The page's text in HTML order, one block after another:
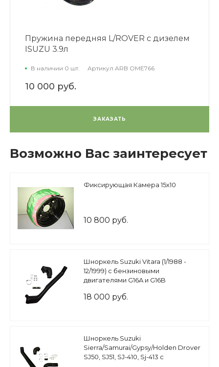
Пружина передняя L/ROVER с дизелем
ISUZU 3.9л
В наличии 0 шт. Артикул ARB OME766
10 000 руб.
ЗАКАЗАТЬ
Возможно Вас заинтересует
Фиксирующая Камера 15х10
10 800 руб.
Шноркель Suzuki Vitara (1/1988 -
12/1999) с бензиновыми
двигателями G16A и G16B
18 000 руб.
Шноркель Suzuki
Sierra/Samurai/Gypsy/Holden Drover
SJ50, SJ51, SJ-410, Sj-413 с